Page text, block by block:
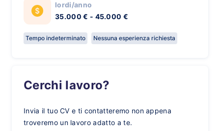
lordi/anno
35.000 € - 45.000 €
Tempo indeterminato Nessuna esperienza richiesta
Cerchi lavoro?
Invia il tuo CV e ti contatteremo non appena
troveremo un lavoro adatto a te.